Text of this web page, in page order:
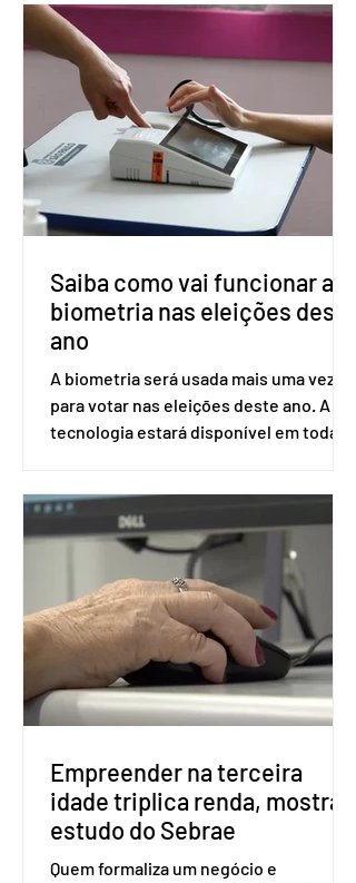
medicamento carbotegravir, que
impede a replicação do vírus de forma
prolongada e pode ser tomado a cada
dois meses. O pedido de inclusão vai
ser encaminhado pelo Ministério da
Saúde à Comissão Nacional de
Incorporação de Novas Tecnologias no
SUS (Conitec) na semana que vem. A
Conitec é um colegiado
Saiba como vai funcionar a
biometria nas eleições deste
ano
A biometria será usada mais uma vez
para votar nas eleições deste ano. A
tecnologia estará disponível em todas
Apesar da requisição, a biometria não é
obrigatória para exercer o direito ao
voto. Se o título estiver regular, o
eleitor pode votar mesmo sem ter
realizado esse cadastro. Neste caso,
será exigido o documento de
identificação para acesso à urna
eletrônica. Se a urna eletrônica não
reconh
Empreender na terceira
idade triplica renda, mostra
estudo do Sebrae
Quem formaliza um negócio e